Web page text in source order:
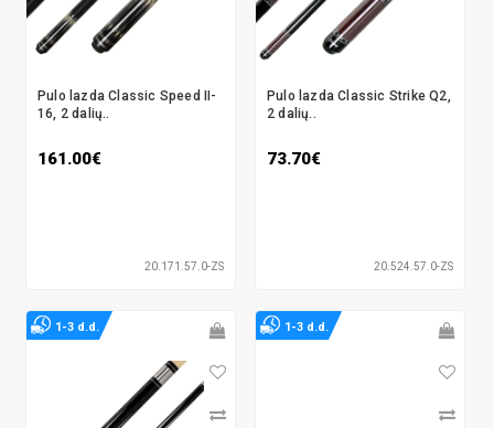
Pulo lazda Classic Speed II-
16, 2 dalių..
161.00€
20.171.57.0-ZS
Pulo lazda Classic Strike Q2,
2 dalių..
73.70€
20.524.57.0-ZS
1-3 d.d. 1-3 d.d.